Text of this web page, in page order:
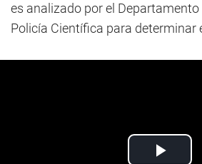
es analizado por el
Policía Científica para determinar